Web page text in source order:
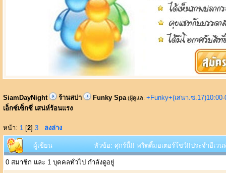
SiamDayNight ร้านสปา Funky Spa (ผู้ดูแล: +Funky+(เสนา.ซ
เอ็กซ์เซ็กซี่ เสน่ห์ร้อนแรง
หน้า: 1 [2] 3 ลงล่าง
ผู้เขียน หัวข้อ: ศุกร์นี้!! พริตตี้มอเตอร์โชว์!!ประจำอีเว
0 สมาชิก และ 1 บุคคลทั่วไป กำลังดูอยู่